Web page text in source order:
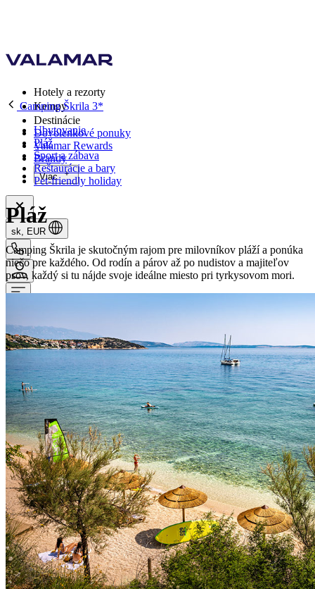
Hotely a rezorty
Kempy
Destinácie
Dovolenkové ponuky
Valamar Rewards
Brandy
Viac
sk, EUR
Camping Škrila 3*
Ubytovanie
Pláž
Šport a zábava
Reštaurácie a bary
Pet-friendly holiday
Pláž
Camping Škrila je skutočným rajom pre milovníkov pláží a ponúka
niečo pre každého. Od rodín a párov až po nudistov a majiteľov
psov, každý si tu nájde svoje ideálne miesto pri tyrkysovom mori.